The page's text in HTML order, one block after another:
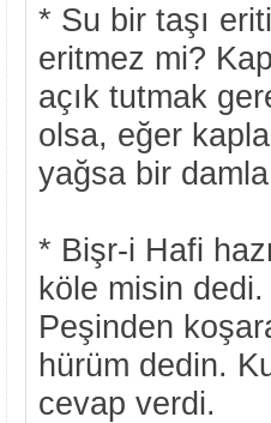
* Su bir taşı
eritmez mi?
açık tutmak
olsa, eğer
yağsa bir
* Bişr-i Hafi
köle misin
Peşinden
hürüm dedin.
cevap verdi.